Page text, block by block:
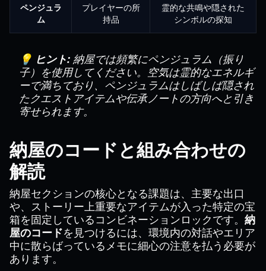
ペンジュラ
ム
プレイヤーの所
持品
霊的な共鳴や隠された
シンボルの探知
💡 ヒント: 納屋では頻繁にペンジュラム（振り
子）を使用してください。空気は霊的なエネルギ
ーで満ちており、ペンジュラムはしばしば隠され
たクエストアイテムや伝承ノートの方向へと引き
寄せられます。
納屋のコードと組み合わせの
解読
納屋セクションの核心となる課題は、主要な出口
や、ストーリー上重要なアイテムが入った特定の宝
箱を固定しているコンビネーションロックです。 納
屋のコードを見つけるには、環境内の対話やエリア
中に散らばっているメモに細心の注意を払う必要が
あります。